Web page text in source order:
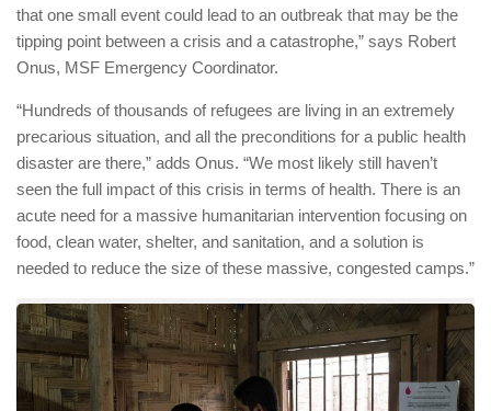
that one small event could lead to an outbreak that may be the
tipping point between a crisis and a catastrophe,” says Robert
Onus, MSF Emergency Coordinator.
“Hundreds of thousands of refugees are living in an extremely
precarious situation, and all the preconditions for a public health
disaster are there,” adds Onus. “We most likely still haven’t
seen the full impact of this crisis in terms of health. There is an
acute need for a massive humanitarian intervention focusing on
food, clean water, shelter, and sanitation, and a solution is
needed to reduce the size of these massive, congested camps.”